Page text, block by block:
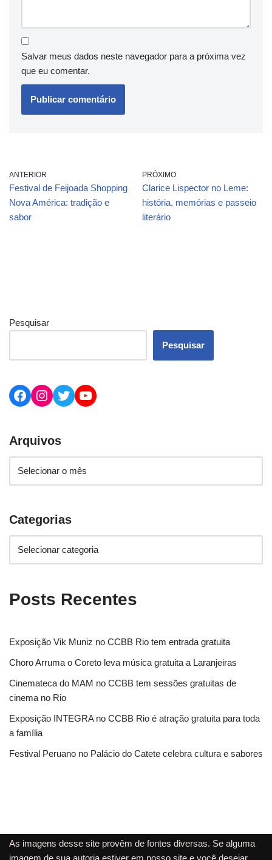
Salvar meus dados neste navegador para a próxima vez
que eu comentar.
ANTERIOR
Festival de Feijoada Shopping
Nova América: tradição e
sabor
PRÓXIMO
Clarice Lispector no Leme:
história, memórias e passeio
literário
Pesquisar
Pesquisar
Arquivos
Categorias
Posts Recentes
Exposição Vik Muniz no CCBB Rio tem entrada gratuita
Choro Arruma o Coreto leva música gratuita a Laranjeiras
Cinemateca do MAM no CCBB tem sessões gratuitas de
cinema no Rio
Exposição INTEGRA no CCBB Rio é atração gratuita para toda
a família
Festival Peruano no Palácio do Catete celebra cultura e sabores
As imagens desse site provêm de fontes diversas. Se alguma